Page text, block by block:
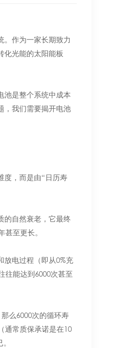
。作为一家长期致力
化光能的太阳能板
池是整个系统中成本
，我们需要揭开电池
度，而是由“日历寿
的自然衰老，它最终
至更长。
放电过程（即从0%充
往能达到6000次甚至
么6000次的循环寿
通常质保承诺是在10